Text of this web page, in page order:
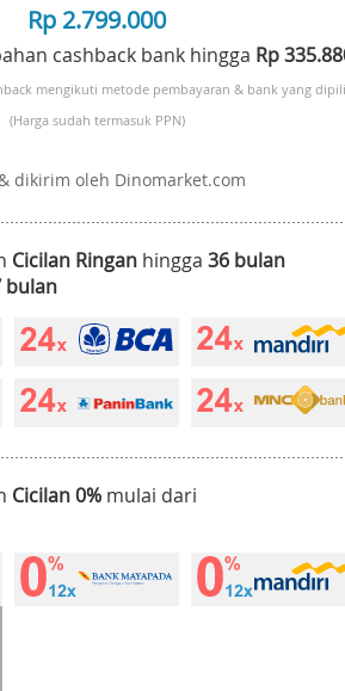
Rp 2.799.000
cashback bank hingga Rp
mengikuti metode pembayaran & bank yang
(Harga sudah termasuk PPN)
dikirim oleh Dinomarket.com
Cicilan Ringan hingga 36 bulan
bulan
Cicilan 0% mulai dari